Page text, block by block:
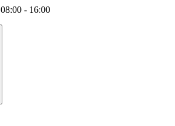
08:00 - 16:00